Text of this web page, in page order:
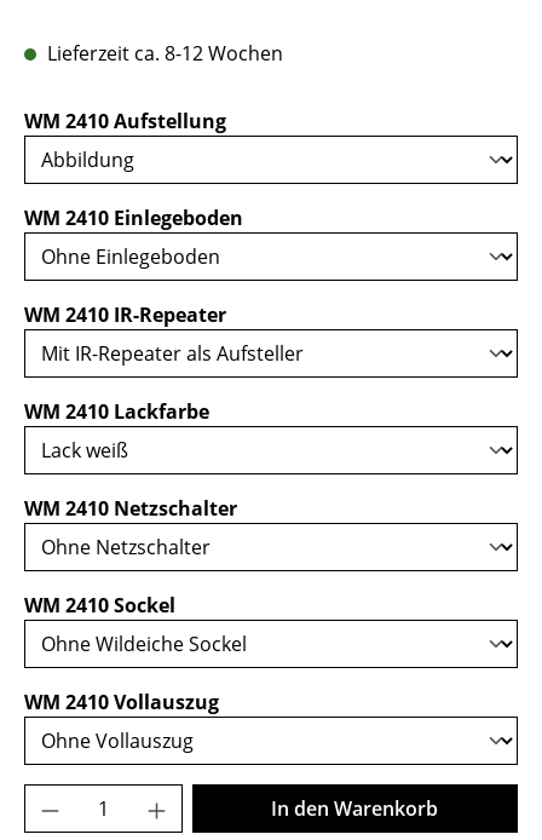
Lieferzeit ca. 8-12 Wochen
WM 2410 Aufstellungauswählen
WM 2410 Einlegeboden
WM 2410 IR-Repeaterauswählen
WM 2410 Lackfarbeauswählen
WM 2410 Netzschalterauswählen
WM 2410 Sockel
WM 2410 Vollauszugauswählen
Produkt Anzahl: Gib den gewünschten
In den Warenkorb